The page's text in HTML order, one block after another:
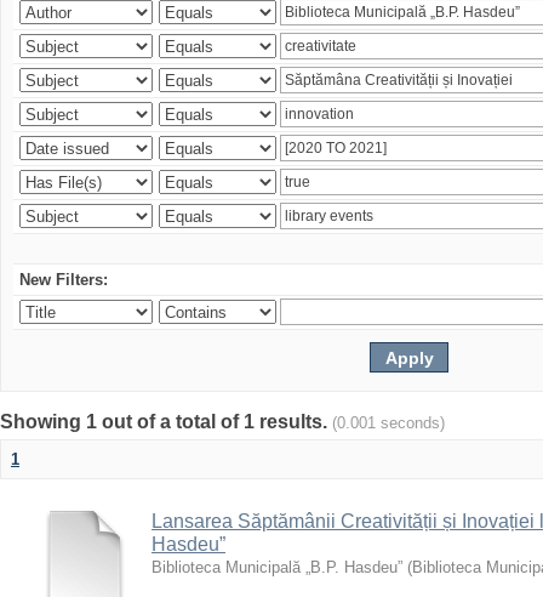
New Filters:
Showing 1 out of a total of 1 results. (0.001 seconds)
1
Lansarea Săptămânii Creativității și Inovației
Hasdeu”
Biblioteca Municipală „B.P. Hasdeu” (Biblioteca